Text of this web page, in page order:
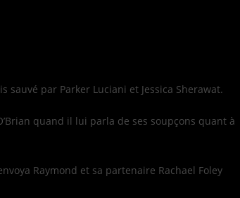
par Parker Luciani et Jessica Sherawat.
quand il lui parla de ses soupçons quant à
Raymond et sa partenaire Rachael Foley